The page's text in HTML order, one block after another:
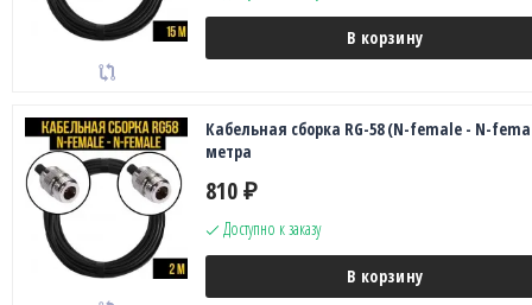
В корзину
Кабельная сборка RG-58 (N-female - N-
метра
810 ₽
Доступно к заказу
В корзину